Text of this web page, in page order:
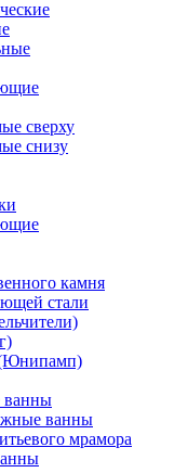
сверху
снизу
камня
стали
ванны
ванны
мрамора